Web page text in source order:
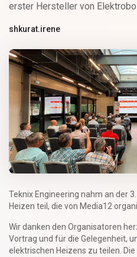
erster Hersteller von
shkurat.irene
Teknix Engineering nahm an der
Heizen teil, die von Media12
Wir danken den Organisatoren
Vortrag und für die Gelegenheit,
elektrischen Heizens zu teilen.